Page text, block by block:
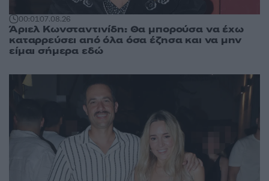
00:0107.08.26
Άριελ Κωνσταντινίδη: Θα μπορούσα να έχω
καταρρεύσει από όλα όσα έζησα και να μην
είμαι σήμερα εδώ